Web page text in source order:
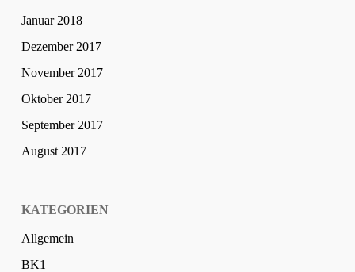
Januar 2018
Dezember 2017
November 2017
Oktober 2017
September 2017
August 2017
KATEGORIEN
Allgemein
BK1